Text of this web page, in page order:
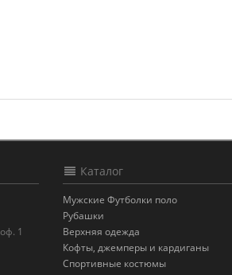
1
Каталог
Мужские Футболки поло
Рубашки
Верхняя одежда
Кофты, джемперы и кардиганы
Спортивные костюмы